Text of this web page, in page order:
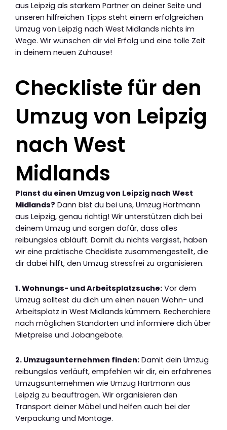
aus Leipzig als starkem Partner an deiner Seite und
unseren hilfreichen Tipps steht einem erfolgreichen
Umzug von Leipzig nach West Midlands nichts im
Wege. Wir wünschen dir viel Erfolg und eine tolle Zeit
in deinem neuen Zuhause!
Checkliste für den
Umzug von Leipzig
nach West
Midlands
Planst du einen Umzug von Leipzig nach West
Midlands? Dann bist du bei uns, Umzug Hartmann
aus Leipzig, genau richtig! Wir unterstützen dich bei
deinem Umzug und sorgen dafür, dass alles
reibungslos abläuft. Damit du nichts vergisst, haben
wir eine praktische Checkliste zusammengestellt, die
dir dabei hilft, den Umzug stressfrei zu organisieren.
1. Wohnungs- und Arbeitsplatzsuche: Vor dem
Umzug solltest du dich um einen neuen Wohn- und
Arbeitsplatz in West Midlands kümmern. Recherchiere
nach möglichen Standorten und informiere dich über
Mietpreise und Jobangebote.
2. Umzugsunternehmen finden: Damit dein Umzug
reibungslos verläuft, empfehlen wir dir, ein erfahrenes
Umzugsunternehmen wie Umzug Hartmann aus
Leipzig zu beauftragen. Wir organisieren den
Transport deiner Möbel und helfen auch bei der
Verpackung und Montage.